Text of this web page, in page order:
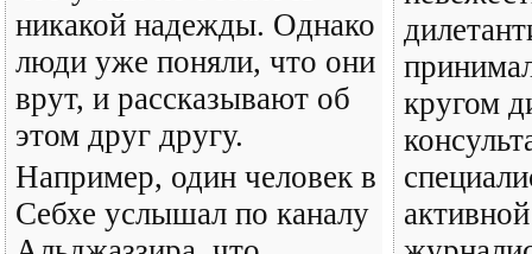
никакой надежды. Однако
люди уже поняли, что они
врут, и рассказывают об
этом друг другу.
Например, один человек в
Себхе услышал по каналу
кругом